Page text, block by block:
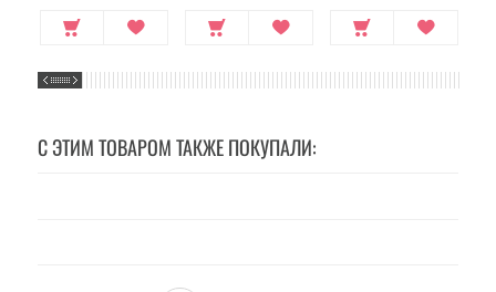
С ЭТИМ ТОВАРОМ ТАКЖЕ ПОКУПАЛИ: